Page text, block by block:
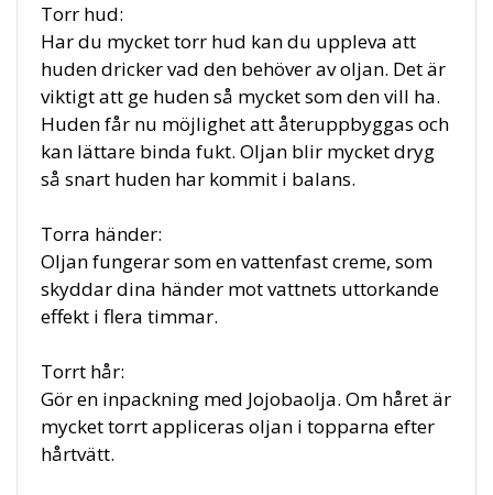
Torr hud:
Har du mycket torr hud kan du uppleva att
huden dricker vad den behöver av oljan. Det är
viktigt att ge huden så mycket som den vill ha.
Huden får nu möjlighet att återuppbyggas och
kan lättare binda fukt. Oljan blir mycket dryg
så snart huden har kommit i balans.
Torra händer:
Oljan fungerar som en vattenfast creme, som
skyddar dina händer mot vattnets uttorkande
effekt i flera timmar.
Torrt hår:
Gör en inpackning med Jojobaolja. Om håret är
mycket torrt appliceras oljan i topparna efter
hårtvätt.